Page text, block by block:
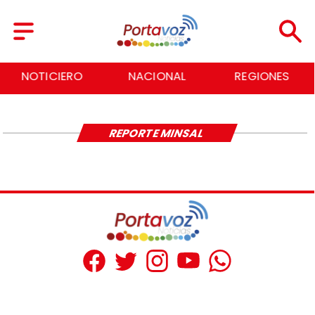
NOTICIERO NACIONAL REGIONES
REPORTE MINSAL